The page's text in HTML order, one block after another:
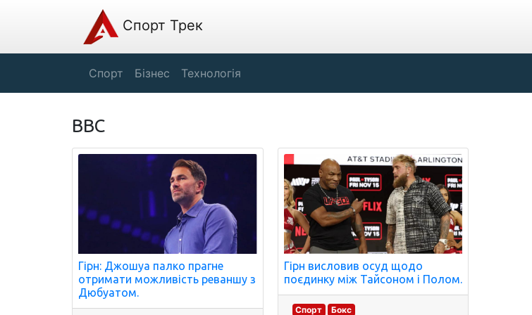
Спорт Трек
Спорт Бізнес Технологія
BBC
Гірн: Джошуа палко прагне
отримати можливість реваншу з
Дюбуатом.
Гірн висловив осуд щодо
поєдинку між Тайсоном і Полом.
Спорт
Бокс